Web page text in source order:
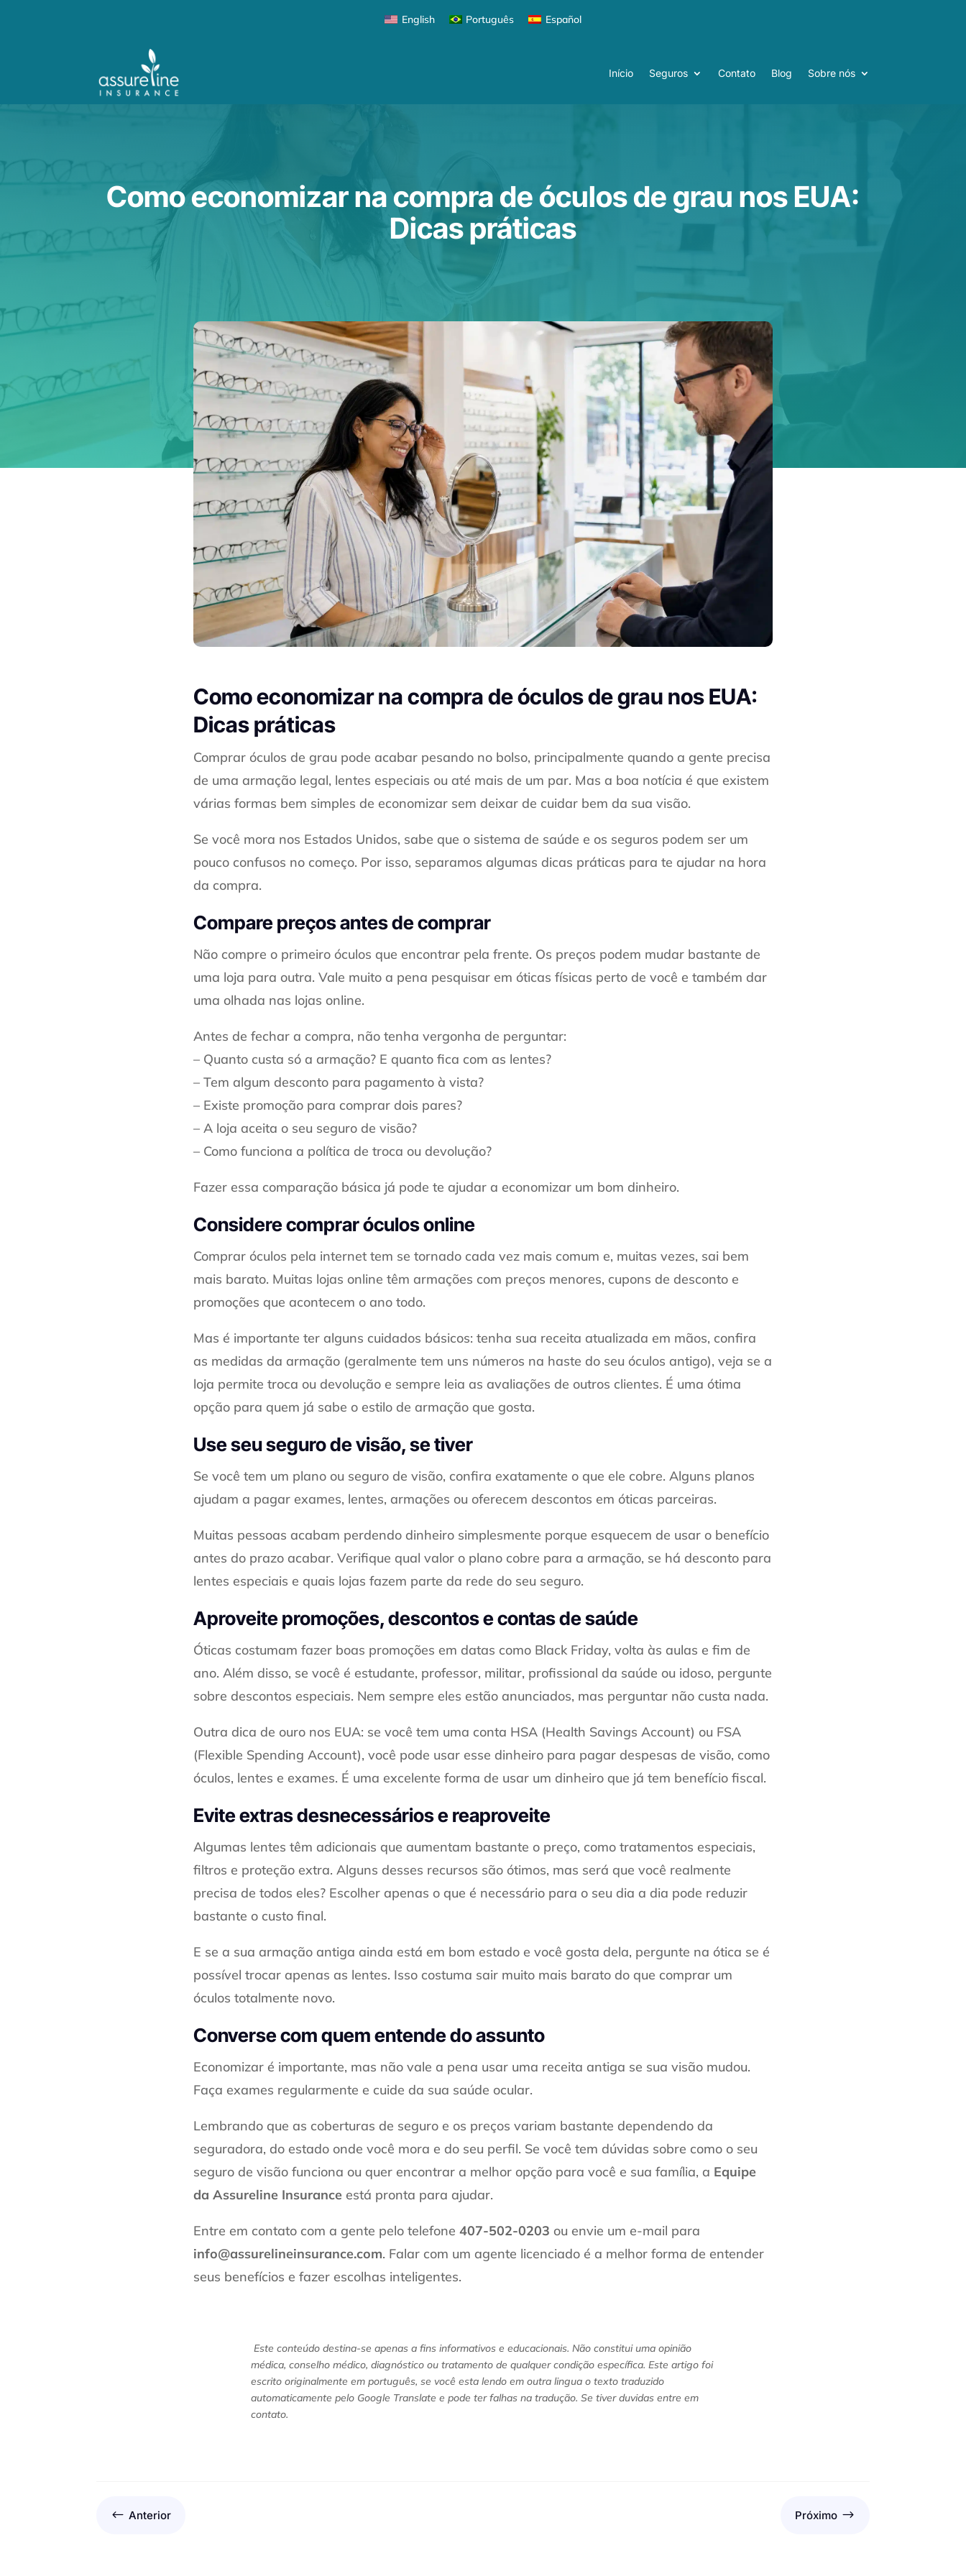
English Português Español
Início Seguros Contato Blog Sobre nós
Como economizar na compra de óculos de grau nos EUA:
Dicas práticas
Como economizar na compra de óculos de grau nos EUA:
Dicas práticas
Comprar óculos de grau pode acabar pesando no bolso, principalmente quando a gente precisa
de uma armação legal, lentes especiais ou até mais de um par. Mas a boa notícia é que existem
várias formas bem simples de economizar sem deixar de cuidar bem da sua visão.
Se você mora nos Estados Unidos, sabe que o sistema de saúde e os seguros podem ser um
pouco confusos no começo. Por isso, separamos algumas dicas práticas para te ajudar na hora
da compra.
Compare preços antes de comprar
Não compre o primeiro óculos que encontrar pela frente. Os preços podem mudar bastante de
uma loja para outra. Vale muito a pena pesquisar em óticas físicas perto de você e também dar
uma olhada nas lojas online.
Antes de fechar a compra, não tenha vergonha de perguntar:
– Quanto custa só a armação? E quanto fica com as lentes?
– Tem algum desconto para pagamento à vista?
– Existe promoção para comprar dois pares?
– A loja aceita o seu seguro de visão?
– Como funciona a política de troca ou devolução?
Fazer essa comparação básica já pode te ajudar a economizar um bom dinheiro.
Considere comprar óculos online
Comprar óculos pela internet tem se tornado cada vez mais comum e, muitas vezes, sai bem
mais barato. Muitas lojas online têm armações com preços menores, cupons de desconto e
promoções que acontecem o ano todo.
Mas é importante ter alguns cuidados básicos: tenha sua receita atualizada em mãos, confira
as medidas da armação (geralmente tem uns números na haste do seu óculos antigo), veja se a
loja permite troca ou devolução e sempre leia as avaliações de outros clientes. É uma ótima
opção para quem já sabe o estilo de armação que gosta.
Use seu seguro de visão, se tiver
Se você tem um plano ou seguro de visão, confira exatamente o que ele cobre. Alguns planos
ajudam a pagar exames, lentes, armações ou oferecem descontos em óticas parceiras.
Muitas pessoas acabam perdendo dinheiro simplesmente porque esquecem de usar o benefício
antes do prazo acabar. Verifique qual valor o plano cobre para a armação, se há desconto para
lentes especiais e quais lojas fazem parte da rede do seu seguro.
Aproveite promoções, descontos e contas de saúde
Óticas costumam fazer boas promoções em datas como Black Friday, volta às aulas e fim de
ano. Além disso, se você é estudante, professor, militar, profissional da saúde ou idoso, pergunte
sobre descontos especiais. Nem sempre eles estão anunciados, mas perguntar não custa nada.
Outra dica de ouro nos EUA: se você tem uma conta HSA (Health Savings Account) ou FSA
(Flexible Spending Account), você pode usar esse dinheiro para pagar despesas de visão, como
óculos, lentes e exames. É uma excelente forma de usar um dinheiro que já tem benefício fiscal.
Evite extras desnecessários e reaproveite
Algumas lentes têm adicionais que aumentam bastante o preço, como tratamentos especiais,
filtros e proteção extra. Alguns desses recursos são ótimos, mas será que você realmente
precisa de todos eles? Escolher apenas o que é necessário para o seu dia a dia pode reduzir
bastante o custo final.
E se a sua armação antiga ainda está em bom estado e você gosta dela, pergunte na ótica se é
possível trocar apenas as lentes. Isso costuma sair muito mais barato do que comprar um
óculos totalmente novo.
Converse com quem entende do assunto
Economizar é importante, mas não vale a pena usar uma receita antiga se sua visão mudou.
Faça exames regularmente e cuide da sua saúde ocular.
Lembrando que as coberturas de seguro e os preços variam bastante dependendo da
seguradora, do estado onde você mora e do seu perfil. Se você tem dúvidas sobre como o seu
seguro de visão funciona ou quer encontrar a melhor opção para você e sua família, a Equipe
da Assureline Insurance está pronta para ajudar.
Entre em contato com a gente pelo telefone 407-502-0203 ou envie um e-mail para
info@assurelineinsurance.com. Falar com um agente licenciado é a melhor forma de entender
seus benefícios e fazer escolhas inteligentes.
Este conteúdo destina-se apenas a fins informativos e educacionais. Não constitui uma opinião
médica, conselho médico, diagnóstico ou tratamento de qualquer condição específica. Este artigo foi
escrito originalmente em português, se você esta lendo em outra lingua o texto traduzido
automaticamente pelo Google Translate e pode ter falhas na tradução. Se tiver duvidas entre em
contato.
# Anterior Próximo $